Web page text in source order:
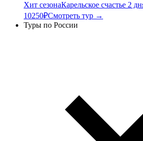
Хит сезонаКарельское счастье 2
10250₽Смотреть тур →
Туры по России